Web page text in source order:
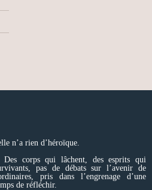
n’a rien d’héroïque.
Des corps qui lâchent, des esprits qui
pas de débats sur l’avenir de
pris dans l’engrenage d’une
de réfléchir.